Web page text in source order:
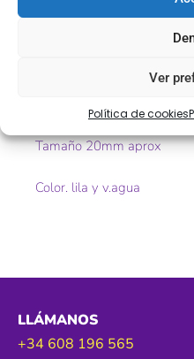
Ver
Política de cookies
Descripción
Ref. 116820
Tamaño 20mm aprox
Color. lila y v.agua
LLÁMANOS
+34 608 196 565